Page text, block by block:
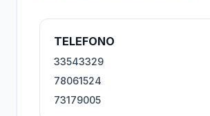
TELEFONO
33543329
78061524
73179005